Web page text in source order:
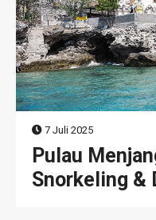
7 Juli 2025
Pulau
Snorkeling &